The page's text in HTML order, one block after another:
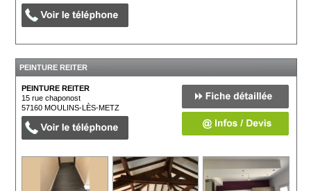
PEINTURE REITER
PEINTURE REITER
15 rue chaponost
57160MOULINS-LÈS-METZ